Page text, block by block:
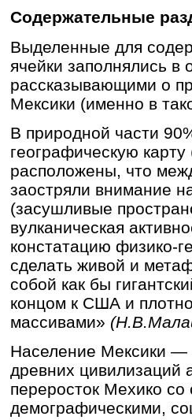
Содержательные
Выделенные для
ячейки заполнялись
рассказывающими о
Мексики (именно в
В природной части
географическую
расположены, что
заостряли внимание
(засушливые
вулканическая
констатацию физико-
сделать живой и
собой как бы
концом к США и
массивами»
Население Мексики
древних цивилизаций
переросток Мехико
демографическими,